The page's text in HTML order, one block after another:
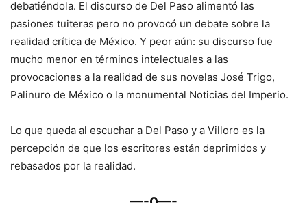
debatiéndola. El discurso de Del Paso alimentó las
pasiones tuiteras pero no provocó un debate sobre la
realidad crítica de México. Y peor aún: su discurso fue
mucho menor en términos intelectuales a las
provocaciones a la realidad de sus novelas José Trigo,
Palinuro de México o la monumental Noticias del Imperio.
Lo que queda al escuchar a Del Paso y a Villoro es la
percepción de que los escritores están deprimidos y
rebasados por la realidad.